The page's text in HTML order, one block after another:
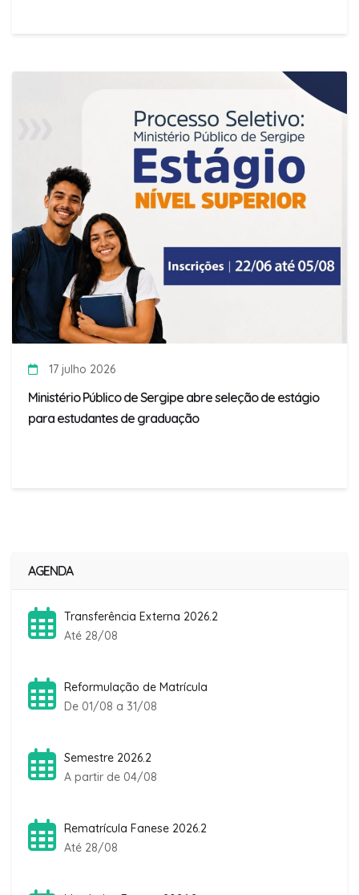
17 julho 2026
Ministério Público de Sergipe abre seleção de estágio
para estudantes de graduação
AGENDA
Transferência Externa 2026.2
Até 28/08
Reformulação de Matrícula
De 01/08 a 31/08
Semestre 2026.2
A partir de 04/08
Rematrícula Fanese 2026.2
Até 28/08